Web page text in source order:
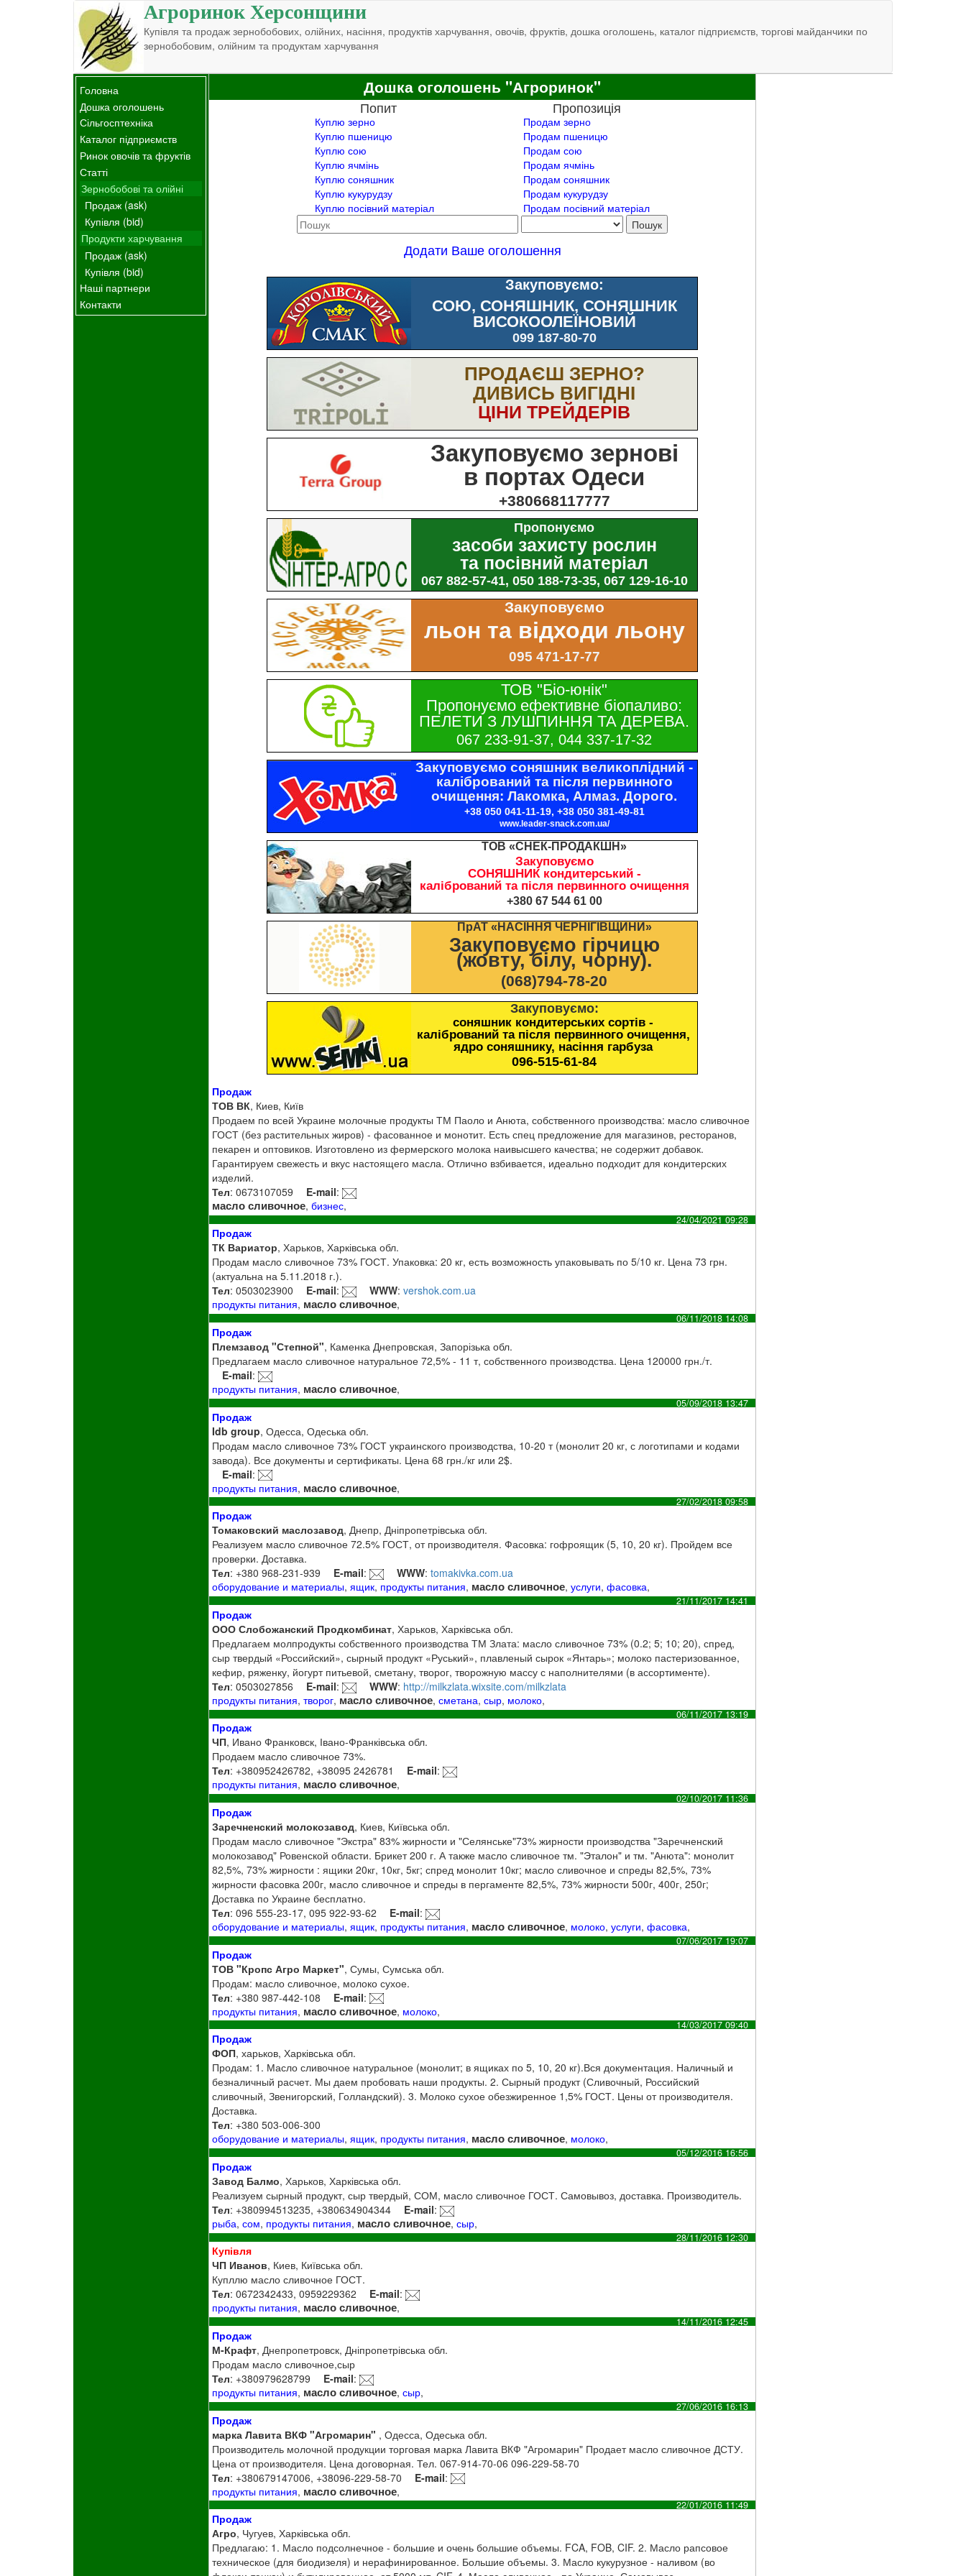
Агроринок Херсонщини
Купівля та продаж зернобобових, олійних, насіння, продуктів харчування, овочів, фруктів, дошка оголошень, каталог підприємств, торгові майданчики по
зернобобовим, олійним та продуктам харчування
Головна
Дошка оголошень
Сільгосптехніка
Каталог підприємств
Ринок овочів та фруктів
Статті
Зернобобові та олійні
Продаж (ask)
Купівля (bid)
Продукти харчування
Продаж (ask)
Купівля (bid)
Наші партнери
Контакти
Дошка оголошень "Агроринок"
Попит
Куплю зерно
Куплю пшеницю
Куплю сою
Куплю ячмінь
Куплю соняшник
Куплю кукурудзу
Куплю посівний матеріал
Пропозиція
Продам зерно
Продам пшеницю
Продам сою
Продам ячмінь
Продам соняшник
Продам кукурудзу
Продам посівний матеріал
Додати Ваше оголошення
Закуповуємо:
СОЮ, СОНЯШНИК, СОНЯШНИК
ВИСОКООЛЕЇНОВИЙ
099 187-80-70
ПРОДАЄШ ЗЕРНО?
ДИВИСЬ ВИГІДНІ
ЦІНИ ТРЕЙДЕРІВ
Закуповуємо зернові
в портах Одеси
+380668117777
Пропонуємо
засоби захисту рослин
та посівний матеріал
067 882-57-41, 050 188-73-35, 067 129-16-10
Закуповуємо
льон та відходи льону
095 471-17-77
ТОВ "Біо-юнік"
Пропонуємо ефективне біопаливо:
ПЕЛЕТИ З ЛУШПИННЯ ТА ДЕРЕВА.
067 233-91-37, 044 337-17-32
Закуповуємо соняшник великоплідний -
калібрований та після первинного
очищення: Лакомка, Алмаз. Дорого.
+38 050 041-11-19, +38 050 381-49-81
www.leader-snack.com.ua/
ТОВ «СНЕК-ПРОДАКШН»
Закуповуємо
СОНЯШНИК кондитерський -
калібрований та після первинного очищення
+380 67 544 61 00
ПрАТ «НАСІННЯ ЧЕРНІГІВЩИНИ»
Закуповуємо гірчицю
(жовту, білу, чорну).
(068)794-78-20
Закуповуємо:
соняшник кондитерських сортів -
калібрований та після первинного очищення,
ядро соняшнику, насіння гарбуза
096-515-61-84
Продаж
ТОВ ВК, Киев, Київ
Продаем по всей Украине молочные продукты ТМ Паоло и Анюта, собственного производства: масло сливочное
ГОСТ (без растительных жиров) - фасованное и монотит. Есть спец предложение для магазинов, ресторанов,
пекарен и оптовиков. Изготовлено из фермерского молока наивысшего качества; не содержит добавок.
Гарантируем свежесть и вкус настоящего масла. Отлично взбивается, идеально подходит для кондитерских
изделий.
Тел: 0673107059 E-mail:
масло сливочное,бизнес,
24/04/2021 09:28
Продаж
ТК Вариатор, Харьков, Харківська обл.
Продам масло сливочное 73% ГОСТ. Упаковка: 20 кг, есть возможность упаковывать по 5/10 кг. Цена 73 грн.
(актуальна на 5.11.2018 г.).
Тел: 0503023900 E-mail: WWW:vershok.com.ua
продукты питания, масло сливочное,
06/11/2018 14:08
Продаж
Племзавод "Степной", Каменка Днепровская, Запорізька обл.
Предлагаем масло сливочное натуральное 72,5% - 11 т, собственного производства. Цена 120000 грн./т.
E-mail:
продукты питания, масло сливочное,
05/09/2018 13:47
Продаж
Idb group, Одесса, Одеська обл.
Продам масло сливочное 73% ГОСТ украинского производства, 10-20 т (монолит 20 кг, с логотипами и кодами
завода). Все документы и сертификаты. Цена 68 грн./кг или 2$.
E-mail:
продукты питания, масло сливочное,
27/02/2018 09:58
Продаж
Томаковский маслозавод, Днепр, Дніпропетрівська обл.
Реализуем масло сливочное 72.5% ГОСТ, от производителя. Фасовка: гофроящик (5, 10, 20 кг). Пройдем все
проверки. Доставка.
Тел: +380 968-231-939 E-mail: WWW:tomakivka.com.ua
оборудование и материалы,ящик, продукты питания, масло сливочное,услуги,фасовка,
21/11/2017 14:41
Продаж
ООО Слобожанский Продкомбинат, Харьков, Харківська обл.
Предлагаем молпродукты собственного производства ТМ Злата: масло сливочное 73% (0.2; 5; 10; 20), спред,
сыр твердый «Российский», сырный продукт «Руський», плавленый сырок «Янтарь»; молоко пастеризованное,
кефир, ряженку, йогурт питьевой, сметану, творог, творожную массу с наполнителями (в ассортименте).
Тел: 0503027856 E-mail: WWW: http://milkzlata.wixsite.com/milkzlata
продукты питания,творог, масло сливочное,сметана,сыр, молоко,
06/11/2017 13:19
Продаж
ЧП, Ивано Франковск, Івано-Франківська обл.
Продаем масло сливочное 73%.
Тел: +380952426782, +38095 2426781 E-mail:
продукты питания, масло сливочное,
02/10/2017 11:36
Продаж
Заречненский молокозавод, Киев, Київська обл.
Продам масло сливочное "Экстра" 83% жирности и "Селянське"73% жирности производства "Заречненский
молокозавод" Ровенской области. Брикет 200 г. А также масло сливочное тм. "Эталон" и тм. "Анюта": монолит
82,5%, 73% жирности : ящики 20кг, 10кг, 5кг; спред монолит 10кг; масло сливочное и спреды 82,5%, 73%
жирности фасовка 200г, масло сливочное и спреды в пергаменте 82,5%, 73% жирности 500г, 400г, 250г;
Доставка по Украине бесплатно.
Тел: 096 555-23-17, 095 922-93-62 E-mail:
оборудование и материалы,ящик, продукты питания, масло сливочное, молоко,услуги,фасовка,
07/06/2017 19:07
Продаж
ТОВ "Кропс Агро Маркет", Сумы, Сумська обл.
Продам: масло сливочное, молоко сухое.
Тел: +380 987-442-108 E-mail:
продукты питания, масло сливочное, молоко,
14/03/2017 09:40
Продаж
ФОП, харьков, Харківська обл.
Продам: 1. Масло сливочное натуральное (монолит; в ящиках по 5, 10, 20 кг).Вся документация. Наличный и
безналичный расчет. Мы даем пробовать наши продукты. 2. Сырный продукт (Сливочный, Российский
сливочный, Звенигорский, Голландский). 3. Молоко сухое обезжиренное 1,5% ГОСТ. Цены от производителя.
Доставка.
Тел: +380 503-006-300
оборудование и материалы,ящик, продукты питания, масло сливочное, молоко,
05/12/2016 16:56
Продаж
Завод Балмо, Харьков, Харківська обл.
Реализуем сырный продукт, сыр твердый, СОМ, масло сливочное ГОСТ. Самовывоз, доставка. Производитель.
Тел: +380994513235, +380634904344 E-mail:
рыба,сом, продукты питания, масло сливочное,сыр,
28/11/2016 12:30
Купівля
ЧП Иванов, Киев, Київська обл.
Купллю масло сливочное ГОСТ.
Тел: 0672342433, 0959229362 E-mail:
продукты питания, масло сливочное,
14/11/2016 12:45
Продаж
М-Крафт, Днепропетровск, Дніпропетрівська обл.
Продам масло сливочное,сыр
Тел: +380979628799 E-mail:
продукты питания, масло сливочное,сыр,
27/06/2016 16:13
Продаж
марка Лавита ВКФ "Агромарин" , Одесса, Одеська обл.
Производитель молочной продукции торговая марка Лавита ВКФ "Агромарин" Продает масло сливочное ДСТУ.
Цена от производителя. Цена договорная. Тел. 067-914-70-06 096-229-58-70
Тел: +380679147006, +38096-229-58-70 E-mail:
продукты питания, масло сливочное,
22/01/2016 11:49
Продаж
Агро, Чугуев, Харківська обл.
Предлагаю: 1. Масло подсолнечное - большие и очень большие объемы. FCA, FOB, CIF. 2. Масло рапсовое
техническое (для биодизеля) и нерафинированное. Большие объемы. 3. Масло кукурузное - наливом (во